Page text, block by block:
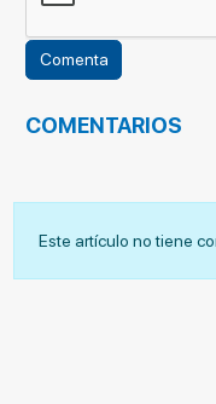
COMENTARIOS
Este artículo no tiene